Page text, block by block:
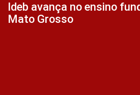
Ideb avança no ensino
Mato Grosso